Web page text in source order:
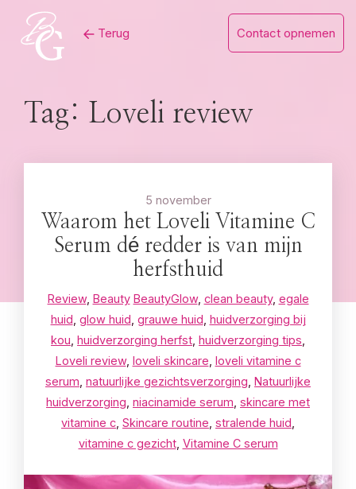
content
Terug Contact opnemen
Tag: Loveli review
5 november
Waarom het Loveli Vitamine C
Serum dé redder is van mijn
herfsthuid
Review, Beauty BeautyGlow, clean beauty, egale
huid glow huid grauwe huid huidverzorging bij
kou huidverzorging herfst huidverzorging tips
Loveli review, loveli skincare loveli vitamine c
serum natuurlijke gezichtsverzorging Natuurlijke
huidverzorging niacinamide serum skincare met
vitamine c Skincare routine stralende huid
vitamine c gezicht, Vitamine C serum